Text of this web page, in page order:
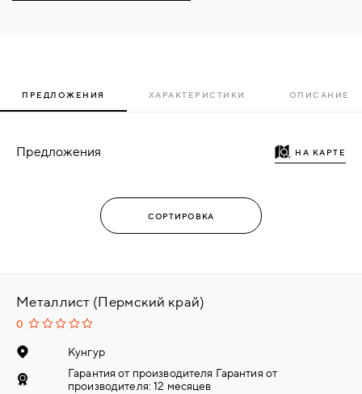
ПРЕДЛОЖЕНИЯ ХАРАКТЕРИСТИКИ ОПИСАНИЕ
Предложения НА КАРТЕ
Металлист (Пермский край)
0
Кунгур
Гарантия от производителя Гарантия от
производителя: 12 месяцев